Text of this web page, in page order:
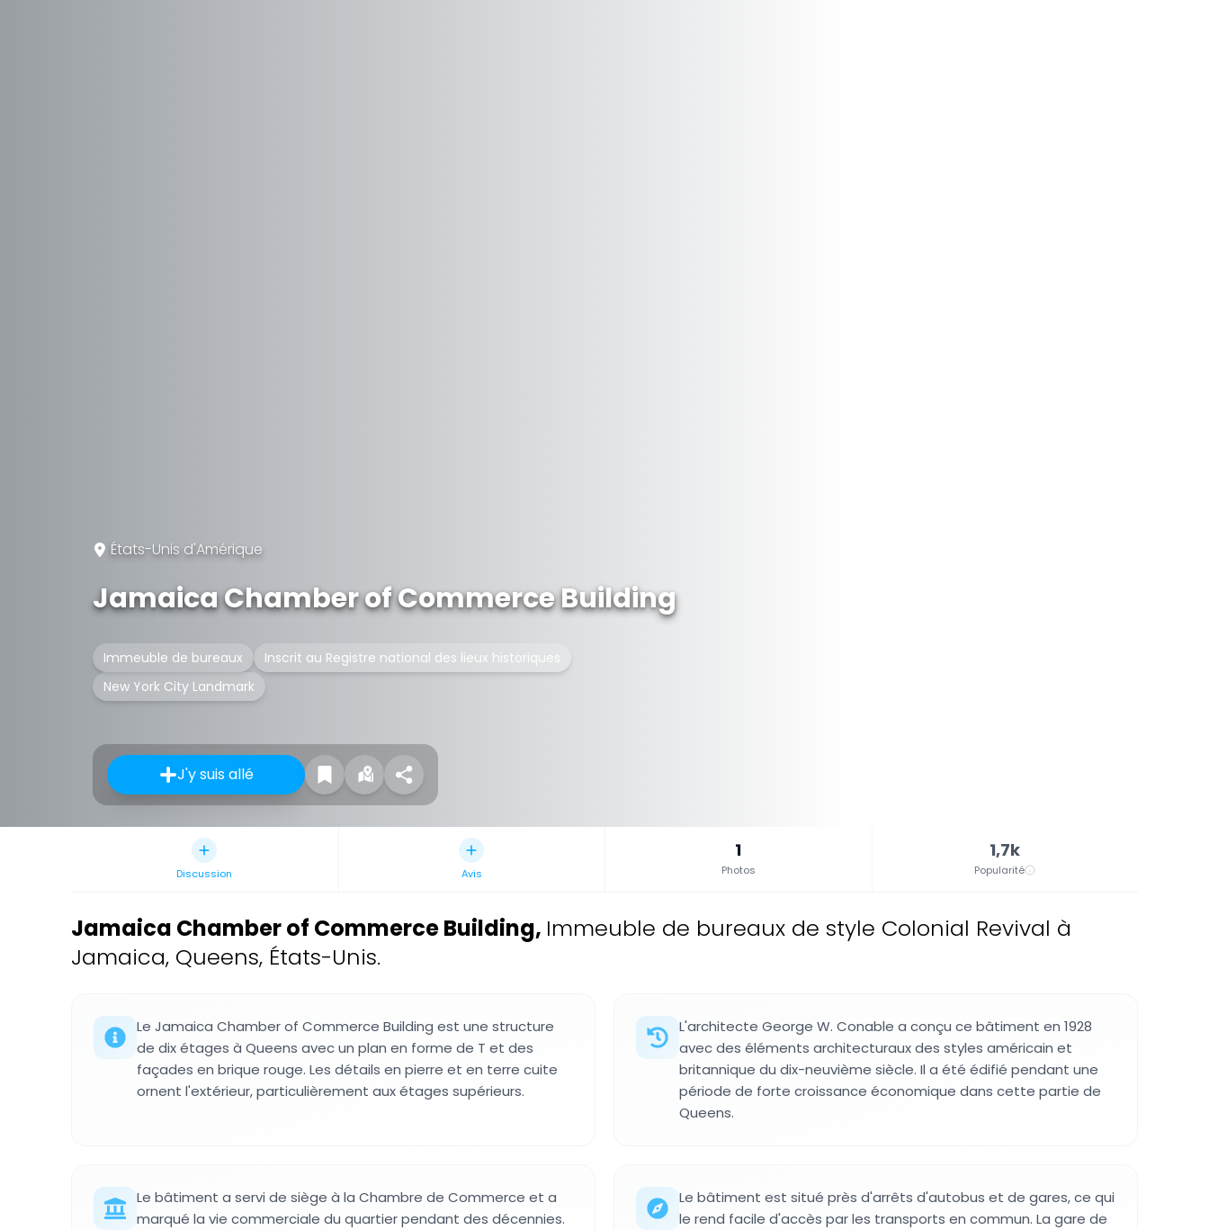
États-Unis d'Amérique
Jamaica Chamber of Commerce Building
Immeuble de bureaux
Inscrit au Registre national des lieux historiques
New York City Landmark
J'y suis allé
Discussion Avis
1
Photos
1,7k
Popularité
Jamaica Chamber of Commerce Building, Immeuble de bureaux de style Colonial Revival à
Jamaica, Queens, États-Unis.
Le Jamaica Chamber of Commerce Building est une structure
de dix étages à Queens avec un plan en forme de T et des
façades en brique rouge. Les détails en pierre et en terre cuite
ornent l'extérieur, particulièrement aux étages supérieurs.
L'architecte George W. Conable a conçu ce bâtiment en 1928
avec des éléments architecturaux des styles américain et
britannique du dix-neuvième siècle. Il a été édifié pendant une
période de forte croissance économique dans cette partie de
Queens.
Le bâtiment a servi de siège à la Chambre de Commerce et a
marqué la vie commerciale du quartier pendant des décennies.
Le bâtiment est situé près d'arrêts d'autobus et de gares, ce qui
le rend facile d'accès par les transports en commun. La gare de